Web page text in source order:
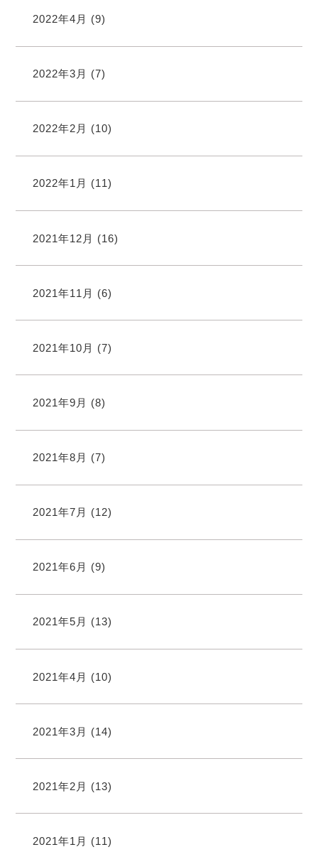
2022年4月 (9)
2022年3月 (7)
2022年2月 (10)
2022年1月 (11)
2021年12月 (16)
2021年11月 (6)
2021年10月 (7)
2021年9月 (8)
2021年8月 (7)
2021年7月 (12)
2021年6月 (9)
2021年5月 (13)
2021年4月 (10)
2021年3月 (14)
2021年2月 (13)
2021年1月 (11)